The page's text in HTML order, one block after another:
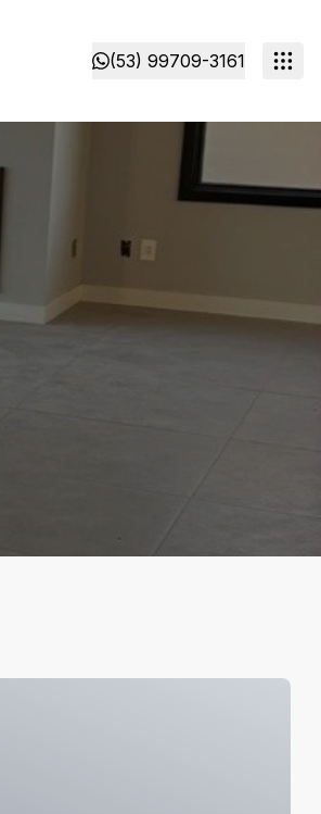
(53) 99709-3161